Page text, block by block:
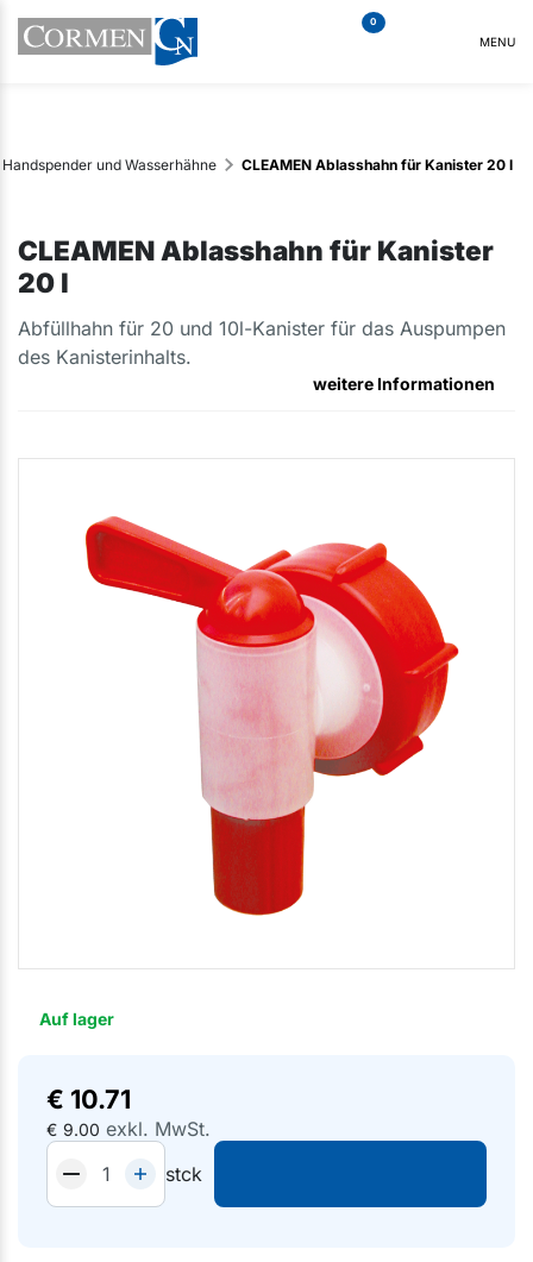
0
MENU
Handspender und Wasserhähne CLEAMEN Ablasshahn für Kanister 20 l
CLEAMEN Ablasshahn für Kanister
20 l
Abfüllhahn für 20 und 10l-Kanister für das Auspumpen
des Kanisterinhalts.
weitere Informationen
Auf lager
€ 10.71
€ 9.00 exkl. MwSt.
stck